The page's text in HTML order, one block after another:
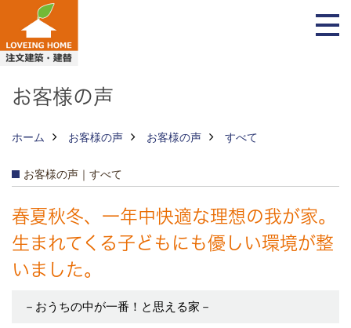
お客様の声
ホーム お客様の声 お客様の声 すべて
お客様の声｜すべて
春夏秋冬、一年中快適な理想の我が家。
生まれてくる子どもにも優しい環境が整
いました。
－おうちの中が一番！と思える家－